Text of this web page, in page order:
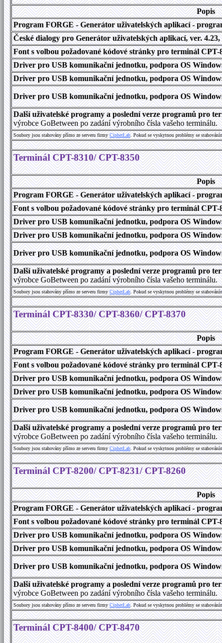
Popis
Program FORGE - Generátor uživatelských aplikací -
České dialogy pro Generátor uživatelských aplikací, ver. 4.23,
Font s volbou požadované kódové stránky pro terminál
Driver pro USB komunikační jednotku, podpora OS
Driver pro USB komunikační jednotku, podpora OS
Driver pro USB komunikační jednotku, podpora OS
Další uživatelské programy a poslední verze programů pro
výrobce GoBetween po zadání výrobního čísla vašeho terminálu.
Soubory jsou stahovány přímo ze serveru firmyCipherLab. Pokud se vyskytnou problémy se
Terminál CPT-8310/ CPT-8350
Popis
Program FORGE - Generátor uživatelských aplikací -
Font s volbou požadované kódové stránky pro terminál
Driver pro USB komunikační jednotku, podpora OS
Driver pro USB komunikační jednotku, podpora OS
Driver pro USB komunikační jednotku, podpora OS
Další uživatelské programy a poslední verze programů pro
výrobce GoBetween po zadání výrobního čísla vašeho terminálu.
Soubory jsou stahovány přímo ze serveru firmyCipherLab. Pokud se vyskytnou problémy se
Terminál CPT-8330/ CPT-8360/ CPT-8370
Popis
Program FORGE - Generátor uživatelských aplikací -
Font s volbou požadované kódové stránky pro terminál
Driver pro USB komunikační jednotku, podpora OS
Driver pro USB komunikační jednotku, podpora OS
Driver pro USB komunikační jednotku, podpora OS
Další uživatelské programy a poslední verze programů pro
výrobce GoBetween po zadání výrobního čísla vašeho terminálu.
Soubory jsou stahovány přímo ze serveru firmyCipherLab. Pokud se vyskytnou problémy se
Terminál CPT-8200/ CPT-8231/ CPT-8260
Popis
Program FORGE - Generátor uživatelských aplikací -
Font s volbou požadované kódové stránky pro terminál
Driver pro USB komunikační jednotku, podpora OS
Driver pro USB komunikační jednotku, podpora OS
Driver pro USB komunikační jednotku, podpora OS
Další uživatelské programy a poslední verze programů pro
výrobce GoBetween po zadání výrobního čísla vašeho terminálu.
Soubory jsou stahovány přímo ze serveru firmyCipherLab. Pokud se vyskytnou problémy se
Terminál CPT-8400/ CPT-8470